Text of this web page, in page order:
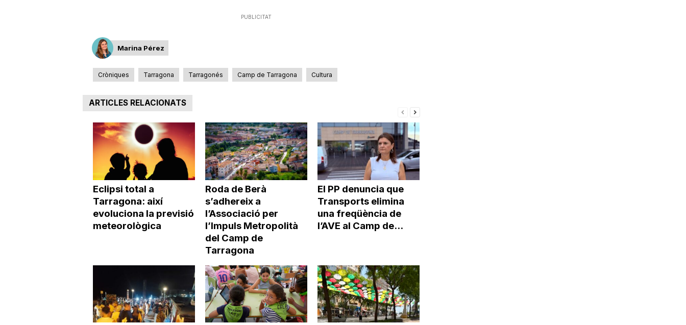
PUBLICITAT
Marina Pérez
Cròniques Tarragona Tarragonés Camp de Tarragona Cultura
ARTICLES RELACIONATS
Eclipsi total a
Tarragona: així
evoluciona la previsió
meteorològica
Roda de Berà
s’adhereix a
l’Associació per
l’Impuls Metropolità
del Camp de
Tarragona
El PP denuncia que
Transports elimina
una freqüència de
l’AVE al Camp de...